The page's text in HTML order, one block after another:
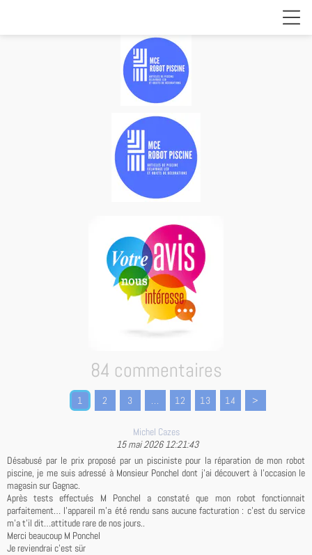
84 commentaires
1 2 3 ... 12 13 14 >
Michel Cazes
15 mai 2026 12:21:43
Désabusé par le prix proposé par un pisciniste pour la réparation de mon robot
piscine, je me suis adressé à Monsieur Ponchel dont j’ai découvert à l’occasion le
magasin sur Gagnac.
Après tests effectués M Ponchel a constaté que mon robot fonctionnait
parfaitement… l’appareil m’a été rendu sans aucune facturation : c’est du service
m’a t’il dit…attitude rare de nos jours..
Merci beaucoup M Ponchel
Je reviendrai c’est sür